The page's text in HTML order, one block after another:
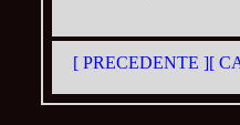
[ PRECEDENTE ][